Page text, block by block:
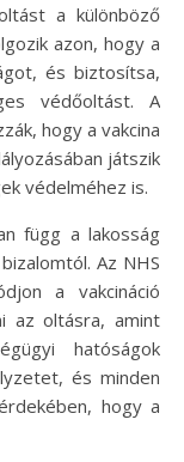
a különböző
azon, hogy a
és biztosítsa,
védőoltást. A
hogy a vakcina
játszik
védelméhez is.
függ a lakosság
Az NHS
a vakcináció
az oltásra, amint
hatóságok
és minden
hogy a